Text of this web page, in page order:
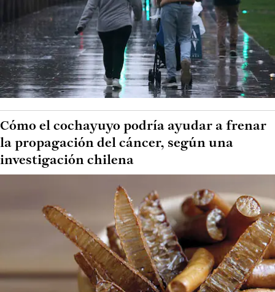
Cómo el cochayuyo podría ayudar a frenar
la propagación del cáncer, según una
investigación chilena